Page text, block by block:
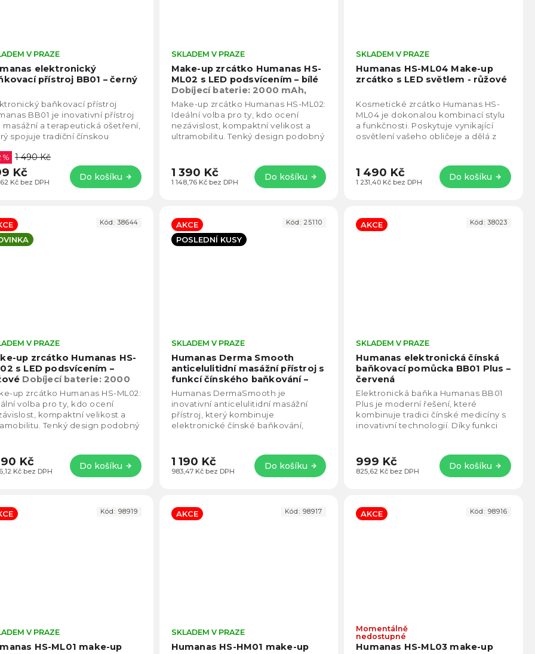
elektronický
přístroj BB01 – černý
Průměrné
hodnocení
produktu
hvězdiček.
V PRAZE
Kč bez DPH
% 1 490 Kč
Kč Do košíku
baňkovací přístroj
BB01 je inovativní přístroj
masážní a terapeutická ošetření,
spojuje tradiční čínskou
Make-up zrcátko Humanas HS-
ML02 s LED podsvícením – bílé
Dobíjecí baterie: 2000 mAh,
Teplota barvy světla: 3500 –
7000K
Průměrné
hodnocení
produktu
hvězdiček.
SKLADEM V PRAZE
1 148,76 Kč bez DPH
1 390 Kč Do košíku
Make-up zrcátko Humanas HS-ML02:
Ideální volba pro ty, kdo ocení
nezávislost, kompaktní velikost a
ultramobilitu. Tenký design podobný
Humanas HS-ML04 Make-up
zrcátko s LED světlem - růžové
SKLADEM V PRAZE
1 231,40 Kč bez DPH
1 490 Kč Do košíku
Kosmetické zrcátko Humanas HS-
ML04 je dokonalou kombinací stylu
a funkčnosti. Poskytuje vynikající
osvětlení vašeho obličeje a dělá z
up zrcátko Humanas HS-
s LED podsvícením –
Dobíjecí baterie: 2000
Teplota barvy světla: 3500
Průměrné
hodnocení
produktu
hvězdiček.
V PRAZE
Kč bez DPH
Kč Do košíku
up zrcátko Humanas HS-ML02:
volba pro ty, kdo ocení
kompaktní velikost a
Tenký design podobný
Kód:38644
AKCE
POSLEDNÍ KUSY
Humanas Derma Smooth
anticelulitidní masážní přístroj s
funkcí čínského baňkování –
šedý
Průměrné
hodnocení
produktu
hvězdiček.
SKLADEM V PRAZE
983,47 Kč bez DPH
1 190 Kč Do košíku
Humanas DermaSmooth je
inovativní anticelulitidní masážní
přístroj, který kombinuje
elektronické čínské baňkování,
Kód:25110 AKCE
Humanas elektronická čínská
baňkovací pomůcka BB01 Plus –
červená
SKLADEM V PRAZE
825,62 Kč bez DPH
999 Kč Do košíku
Elektronická baňka Humanas BB01
Plus je moderní řešení, které
kombinuje tradici čínské medicíny s
inovativní technologií. Díky funkci
Kód:38023
HS-ML01 make-up
Průměrné
hodnocení
V PRAZE
Kód: 98919 AKCE
Humanas HS-HM01 make-up
Průměrné
hodnocení
SKLADEM V PRAZE
Kód:98917 AKCE
Humanas HS-ML03 make-up
Momentálně
nedostupné
Kód: 98916